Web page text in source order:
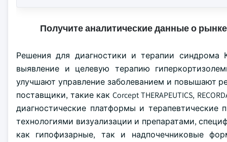
Получите аналитические данные о
Решения для диагностики и терапии синдрома
выявление и целевую терапию
улучшают управление заболеванием и повышают
поставщики, такие как Corcept THERAPEUTICS,
диагностические платформы и терапевтические
технологиями визуализации и препаратами,
как гипофизарные, так и надпочечниковые